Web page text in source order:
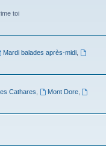
toi
Mardi balades après-midi,
Cathares Mont Dore,